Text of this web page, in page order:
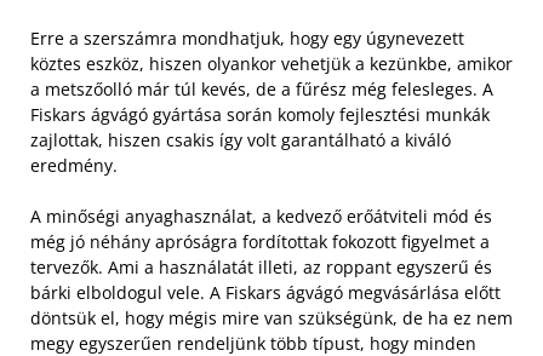
Erre a szerszámra mondhatjuk, hogy egy úgynevezett
köztes eszköz, hiszen olyankor vehetjük a kezünkbe, amikor
a metszőolló már túl kevés, de a fűrész még felesleges. A
Fiskars ágvágó gyártása során komoly fejlesztési munkák
zajlottak, hiszen csakis így volt garantálható a kiváló
eredmény.
A minőségi anyaghasználat, a kedvező erőátviteli mód és
még jó néhány apróságra fordítottak fokozott figyelmet a
tervezők. Ami a használatát illeti, az roppant egyszerű és
bárki elboldogul vele. A Fiskars ágvágó megvásárlása előtt
döntsük el, hogy mégis mire van szükségünk, de ha ez nem
megy egyszerűen rendeljünk több típust, hogy minden